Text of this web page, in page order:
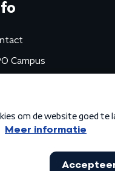
Campus